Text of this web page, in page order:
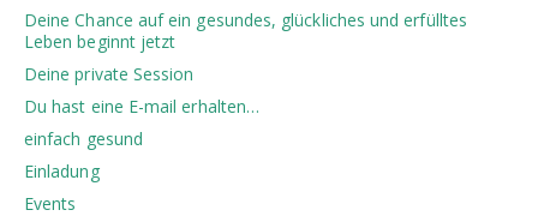
Deine Chance auf ein gesundes, glückliches und erfülltes
Leben beginnt jetzt
Deine private Session
Du hast eine E-mail erhalten…
einfach gesund
Einladung
Events